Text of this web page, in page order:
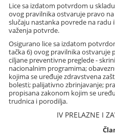
Lice sa izdatom potvrdom u
ovog pravilnika ostvaruje pravo
slučaju nastanka povrede na
važenja potvrde.
Osigurano lice sa izdatom
tačka 6) ovog pravilnika
ciljane preventivne preglede -
nacionalnim programima;
kojima se uređuje zdravstvena
bolesti; palijativno zbrinjavanje;
propisana zakonom kojim se
trudnica i porodilja.
IV PRELAZNE I